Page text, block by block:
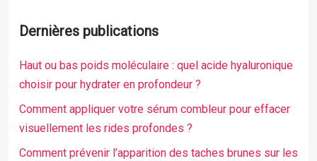
Dernières publications
Haut ou bas poids moléculaire : quel acide hyaluronique
choisir pour hydrater en profondeur ?
Comment appliquer votre sérum combleur pour effacer
visuellement les rides profondes ?
Comment prévenir l’apparition des taches brunes sur les